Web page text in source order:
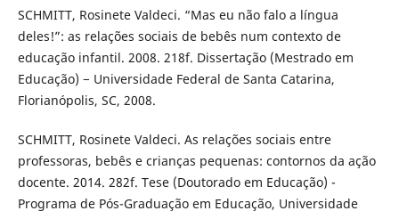
SCHMITT, Rosinete Valdeci. “Mas eu não falo a língua
deles!”: as relações sociais de bebês num contexto de
educação infantil. 2008. 218f. Dissertação (Mestrado em
Educação) − Universidade Federal de Santa Catarina,
Florianópolis, SC, 2008.
SCHMITT, Rosinete Valdeci. As relações sociais entre
professoras, bebês e crianças pequenas: contornos da ação
docente. 2014. 282f. Tese (Doutorado em Educação) -
Programa de Pós-Graduação em Educação, Universidade